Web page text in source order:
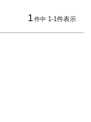
1 件中 1-1件表示